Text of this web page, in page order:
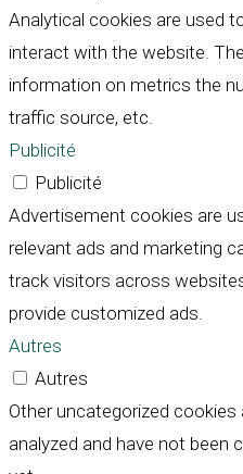
Analytical cookies are used
interact with the website.
information on metrics the
traffic source, etc.
Publicité
Publicité
Advertisement cookies are
relevant ads and marketing
track visitors across
provide customized ads.
Autres
Autres
Other uncategorized
analyzed and have not been